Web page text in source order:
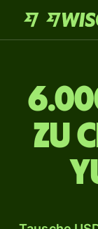
zu